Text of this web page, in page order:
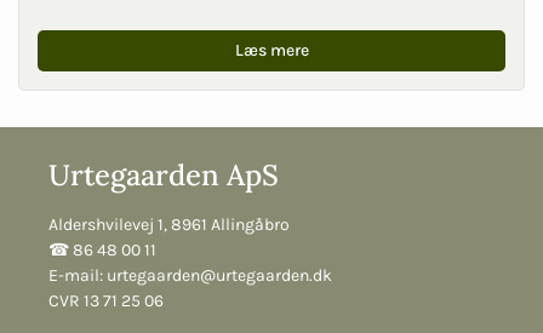
Læs mere
Urtegaarden ApS
Aldershvilevej 1, 8961 Allingåbro
☎︎ 86 48 00 11
E-mail: urtegaarden@urtegaarden.dk
CVR 13 71 25 06